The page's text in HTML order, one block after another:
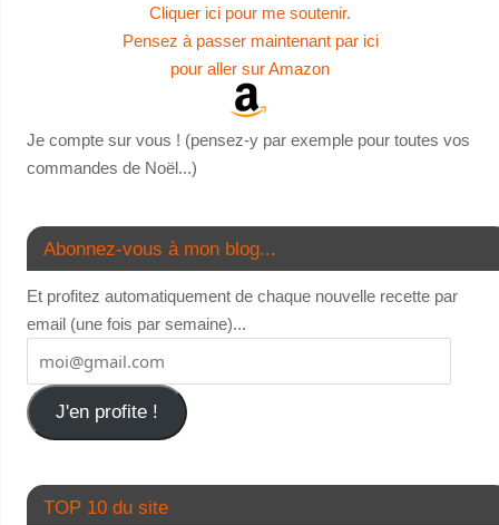
Cliquer ici pour me soutenir.
Pensez à passer maintenant par ici
pour aller sur Amazon
Je compte sur vous ! (pensez-y par exemple pour toutes vos
commandes de Noël...)
Abonnez-vous à mon blog...
Et profitez automatiquement de chaque nouvelle recette par
email (une fois par semaine)...
J'en profite !
TOP 10 du site